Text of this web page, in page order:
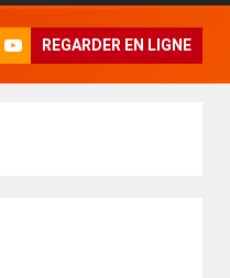
REGARDER EN LIGNE